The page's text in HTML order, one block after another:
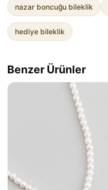
nazar boncuğu bileklik
hediye bileklik
Benzer Ürünler